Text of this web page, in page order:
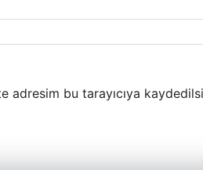
adresim bu tarayıcıya